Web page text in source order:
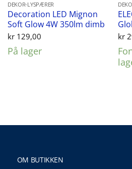
DEKOR-LYSPÆRER
Decoration LED Mignon
Soft Glow 4W 350lm dimb
kr129,00
På lager
kr
OM BUTIKKEN